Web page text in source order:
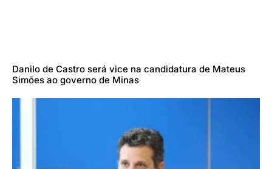
Danilo de Castro será vice na candidatura de Mateus
Simões ao governo de Minas